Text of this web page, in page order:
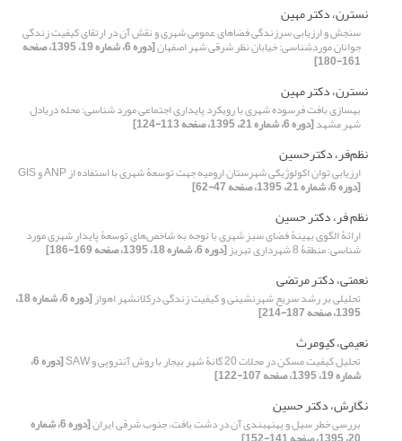
نسترن، دکتر مهین
سنجش و ارزیابی سرزندگی فضاهای عمومی شهری و نقش آن در ارتقای کیفیت زندگی
جوانان موردشناسی: خیابان نظر شرقی شهر اصفهان [دوره 6، شماره 19، 1395، صفحه
161-180]
نسترن، دکتر مهین
بهسازی بافت فرسوده شهری با رویکرد پایداری اجتماعی مورد شناسی: محله دریادل
شهر مشهد[دوره 6، شماره 21، 1395، صفحه 113-124]
نظم‌فر، دکترحسین
ارزیابی توان اکولوژیکی شهرستان ارومیه جهت توسعۀ شهری با استفاده از ANP و GIS
[دوره 6، شماره 21، 1395، صفحه 47-62]
نظم فر، دکتر حسین
ارائۀ الگوی بهینۀ فضای سبز شهری با توجه به شاخص‌های توسعۀ پایدار شهری مورد
شناسی: منطقۀ 8 شهرداری تبریز [دوره 6، شماره 18، 1395، صفحه 169-186]
نعمتی، دکتر مرتضی
تحلیلی بر رشد سریع شهرنشینی و کیفیت زندگی درکلانشهر اهواز [دوره 6، شماره 18،
1395، صفحه 187-214]
نعیمی، کیومرث
تحلیل کیفیت مسکن در محلات 20 گانۀ شهر بیجار با روش آنتروپی و SAW [دوره 6،
شماره 19، 1395، صفحه 107-122]
نگارش، دکتر حسین
بررسی خطر سیل و پهنهبندی آن در دشت بافت، جنوب شرقی ایران [دوره 6، شماره